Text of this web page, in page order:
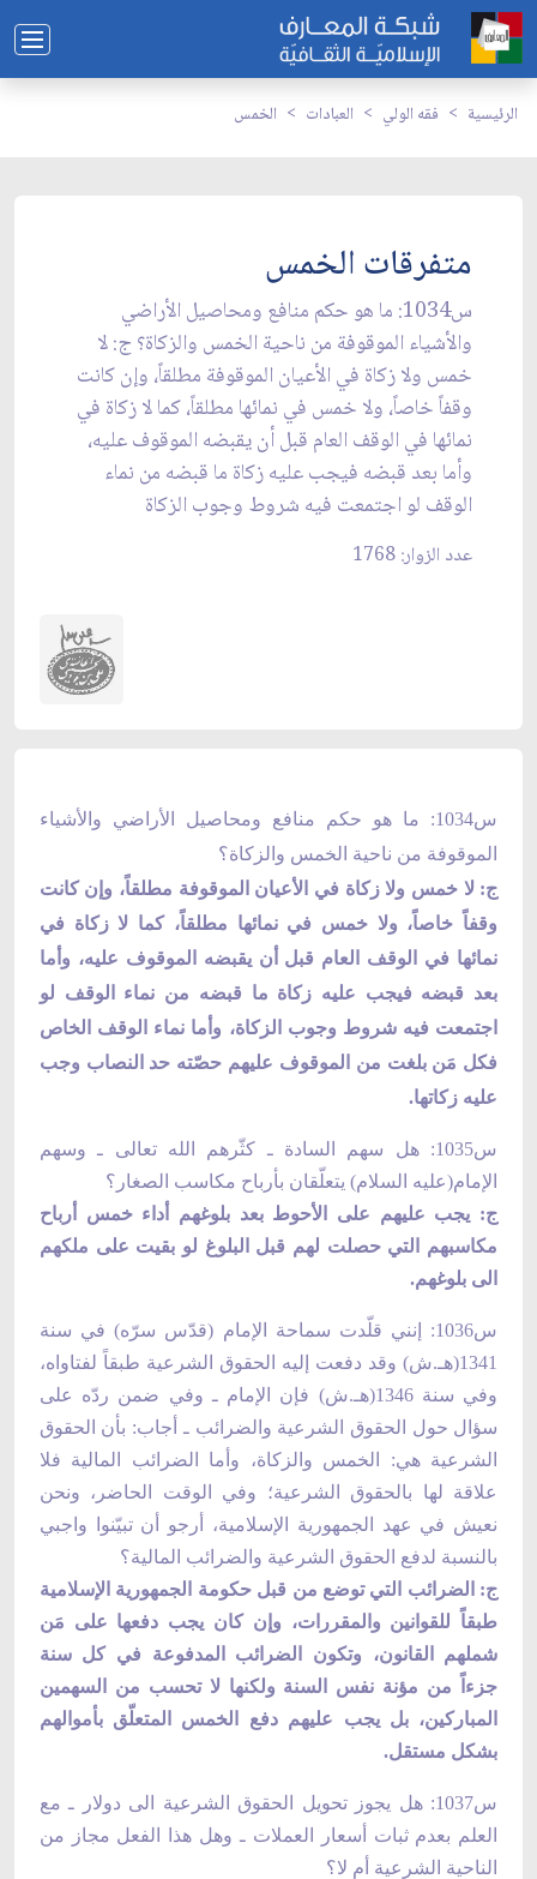
الرئيسية فقه الولي العبادات الخمس
متفرقات الخمس
س1034: ما هو حكم منافع ومحاصيل الأراضي
والأشياء الموقوفة من ناحية الخمس والزكاة؟ ج: لا
خمس ولا زكاة في الأعيان الموقوفة مطلقاً، وإن كانت
وقفاً خاصاً، ولا خمس في نمائها مطلقاً، كما لا زكاة في
نمائها في الوقف العام قبل أن يقبضه الموقوف عليه،
وأما بعد قبضه فيجب عليه زكاة ما قبضه من نماء
الوقف لو اجتمعت فيه شروط وجوب الزكاة
عدد الزوار: 1768
س1034: ما هو حكم منافع ومحاصيل الأراضي والأشياء
الموقوفة من ناحية الخمس والزكاة؟
ج: لا خمس ولا زكاة في الأعيان الموقوفة مطلقاً، وإن كانت
وقفاً خاصاً، ولا خمس في نمائها مطلقاً، كما لا زكاة في
نمائها في الوقف العام قبل أن يقبضه الموقوف عليه، وأما
بعد قبضه فيجب عليه زكاة ما قبضه من نماء الوقف لو
اجتمعت فيه شروط وجوب الزكاة، وأما نماء الوقف الخاص
فكل مَن بلغت من الموقوف عليهم حصّته حد النصاب وجب
عليه زكاتها.
س1035: هل سهم السادة ـ كثّرهم الله تعالى ـ وسهم
الإمام(علیه السلام) يتعلّقان بأرباح مكاسب الصغار؟
ج: يجب عليهم على الأحوط بعد بلوغهم أداء خمس أرباح
مكاسبهم التي حصلت لهم قبل البلوغ لو بقيت على ملكهم
الى بلوغهم.
س1036: إنني قلّدت سماحة الإمام (قدّس سرّه) في سنة
1341(هـ.ش) وقد دفعت إليه الحقوق الشرعية طبقاً لفتاواه،
وفي سنة 1346(هـ.ش) فإن الإمام ـ وفي ضمن ردّه على
سؤال حول الحقوق الشرعية والضرائب ـ أجاب: بأن الحقوق
الشرعية هي: الخمس والزكاة، وأما الضرائب المالية فلا
علاقة لها بالحقوق الشرعية؛ وفي الوقت الحاضر، ونحن
نعيش في عهد الجمهورية الإسلامية، أرجو أن تبيّنوا واجبي
بالنسبة لدفع الحقوق الشرعية والضرائب المالية؟
ج: الضرائب التي توضع من قبل حكومة الجمهورية الإسلامية
طبقاً للقوانين والمقررات، وإن كان يجب دفعها على مَن
شملهم القانون، وتكون الضرائب المدفوعة في كل سنة
جزءاً من مؤنة نفس السنة ولكنها لا تحسب من السهمين
المباركين، بل يجب عليهم دفع الخمس المتعلّق بأموالهم
بشكل مستقل.
س1037: هل يجوز تحويل الحقوق الشرعية الى دولار ـ مع
العلم بعدم ثبات أسعار العملات ـ وهل هذا الفعل مجاز من
الناحية الشرعية أم لا؟